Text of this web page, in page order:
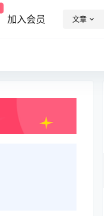
加入会员 文章